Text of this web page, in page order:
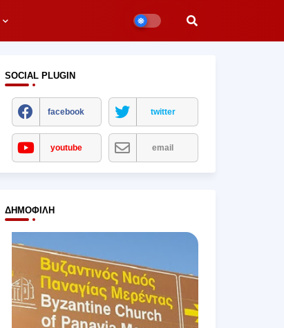
SOCIAL PLUGIN
facebook twitter
youtube email
ΔΗΜΟΦΙΛΉ